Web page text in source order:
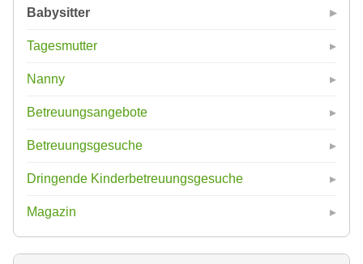
Babysitter
Tagesmutter
Nanny
Betreuungsangebote
Betreuungsgesuche
Dringende Kinderbetreuungsgesuche
Magazin